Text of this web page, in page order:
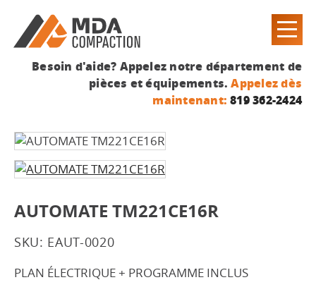
Besoin d'aide? Appelez notre département de
pièces et équipements.Appelez dès
maintenant: 819 362-2424
AUTOMATE TM221CE16R
SKU: EAUT-0020
PLAN ÉLECTRIQUE + PROGRAMME INCLUS